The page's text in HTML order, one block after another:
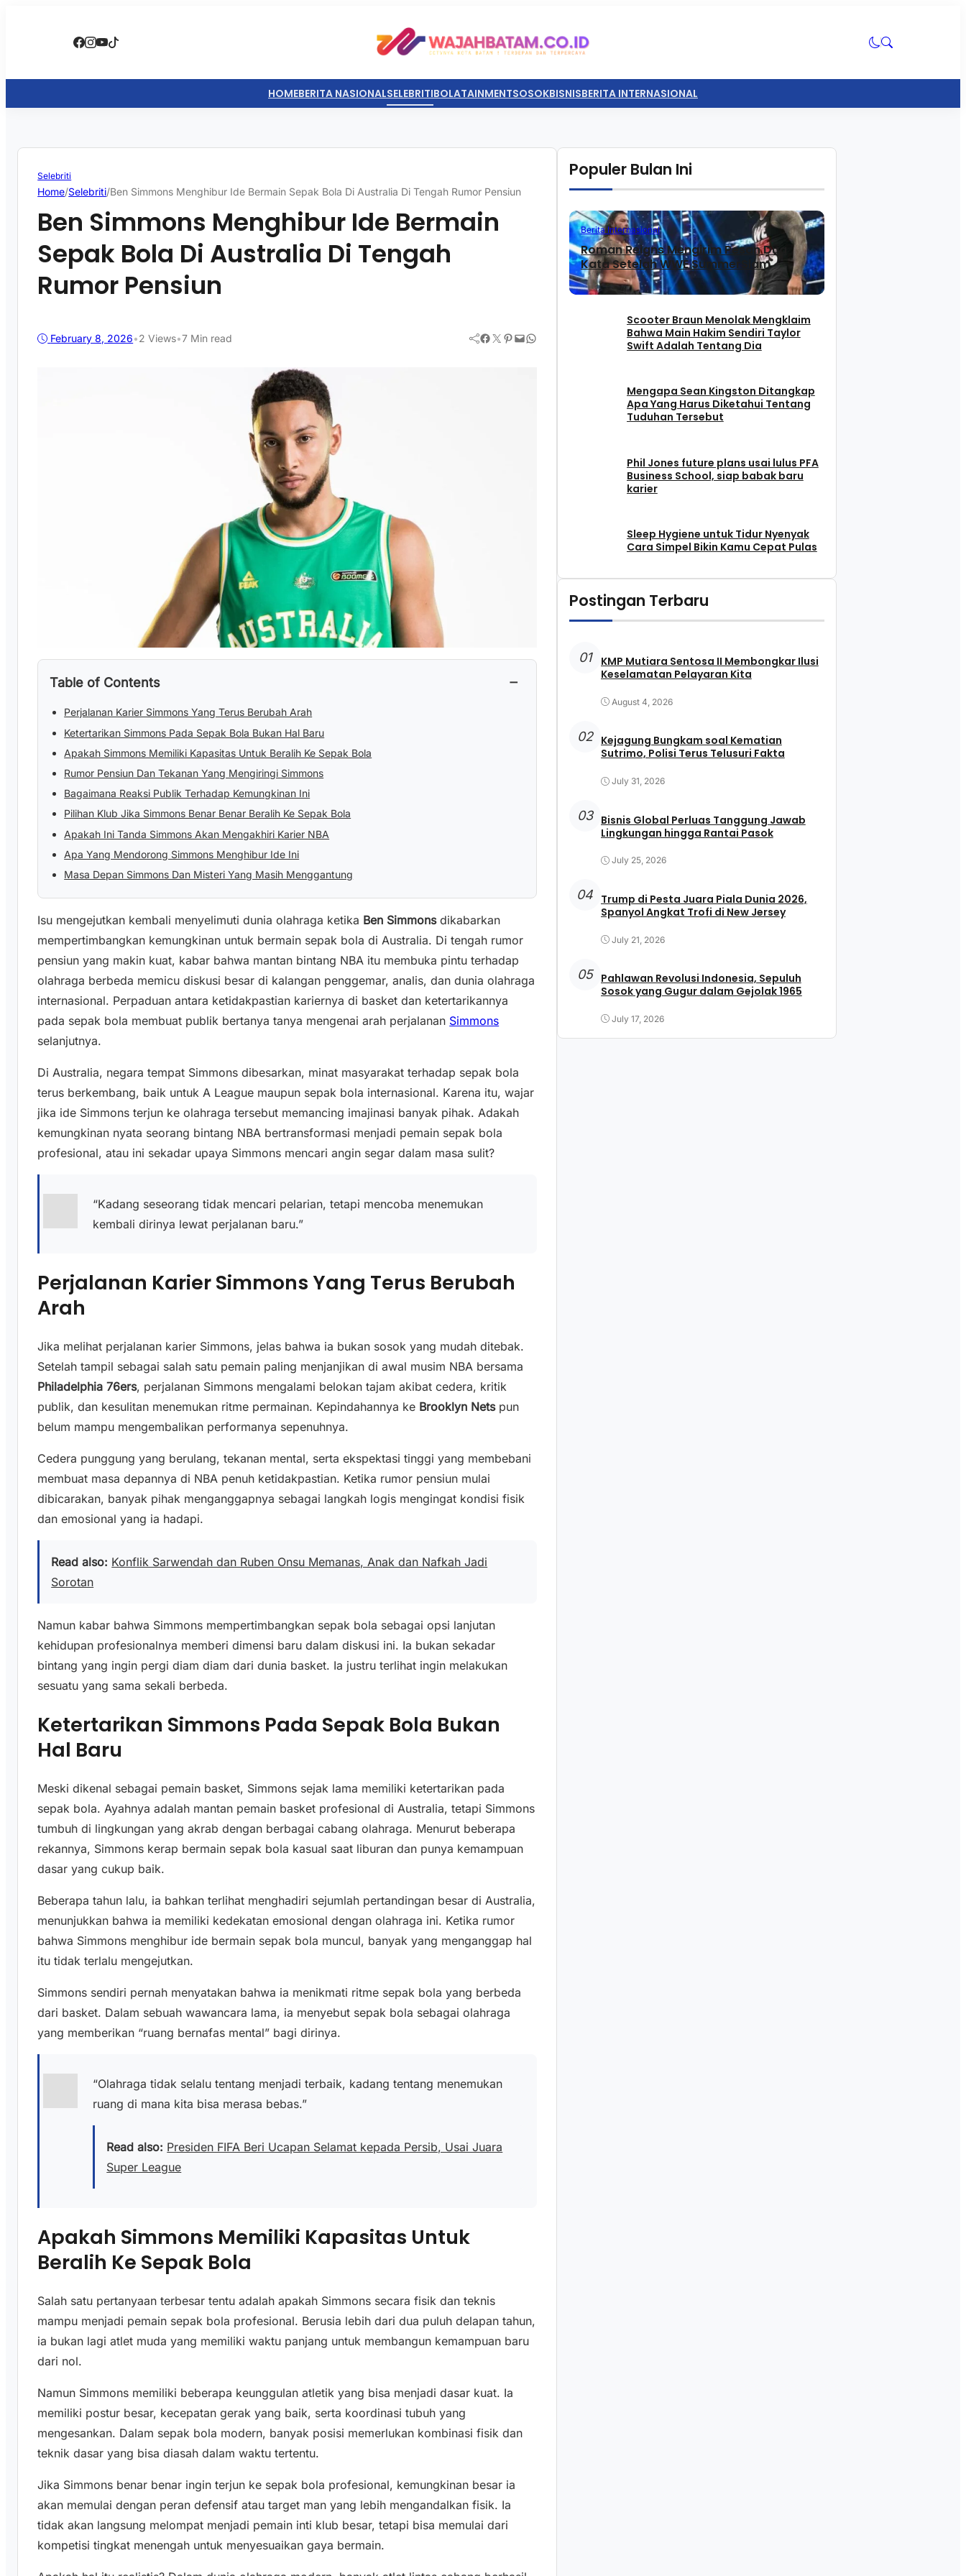
HOMEBERITA NASIONALSELEBRITIBOLATAINMENTSOSOKBISNISBERITA INTERNASIONAL
Selebriti
Home/Selebriti/Ben Simmons Menghibur Ide Bermain Sepak Bola Di Australia Di Tengah Rumor Pensiun
Ben Simmons Menghibur Ide Bermain
Sepak Bola Di Australia Di Tengah
Rumor Pensiun
February 8, 2026•2 Views•7 Min read Facebook Twitter Pinterest Mail WhatsApp
Table of Contents −
Perjalanan Karier Simmons Yang Terus Berubah Arah
Ketertarikan Simmons Pada Sepak Bola Bukan Hal Baru
Apakah Simmons Memiliki Kapasitas Untuk Beralih Ke Sepak Bola
Rumor Pensiun Dan Tekanan Yang Mengiringi Simmons
Bagaimana Reaksi Publik Terhadap Kemungkinan Ini
Pilihan Klub Jika Simmons Benar Benar Beralih Ke Sepak Bola
Apakah Ini Tanda Simmons Akan Mengakhiri Karier NBA
Apa Yang Mendorong Simmons Menghibur Ide Ini
Masa Depan Simmons Dan Misteri Yang Masih Menggantung
Isu mengejutkan kembali menyelimuti dunia olahraga ketika Ben Simmonsdikabarkan
mempertimbangkan kemungkinan untuk bermain sepak bola di Australia. Di tengah rumor
pensiun yang makin kuat, kabar bahwa mantan bintang NBA itu membuka pintu terhadap
olahraga berbeda memicu diskusi besar di kalangan penggemar, analis, dan dunia olahraga
internasional. Perpaduan antara ketidakpastian kariernya di basket dan ketertarikannya
pada sepak bola membuat publik bertanya tanya mengenai arah perjalanan Simmons
selanjutnya.
Di Australia, negara tempat Simmons dibesarkan, minat masyarakat terhadap sepak bola
terus berkembang, baik untuk A League maupun sepak bola internasional. Karena itu, wajar
jika ide Simmons terjun ke olahraga tersebut memancing imajinasi banyak pihak. Adakah
kemungkinan nyata seorang bintang NBA bertransformasi menjadi pemain sepak bola
profesional, atau ini sekadar upaya Simmons mencari angin segar dalam masa sulit?
“Kadang seseorang tidak mencari pelarian, tetapi mencoba menemukan
kembali dirinya lewat perjalanan baru.”
Perjalanan Karier Simmons Yang Terus Berubah
Arah
Jika melihat perjalanan karier Simmons, jelas bahwa ia bukan sosok yang mudah ditebak.
Setelah tampil sebagai salah satu pemain paling menjanjikan di awal musim NBA bersama
Philadelphia 76ers, perjalanan Simmons mengalami belokan tajam akibat cedera, kritik
publik, dan kesulitan menemukan ritme permainan. Kepindahannya ke Brooklyn Netspun
belum mampu mengembalikan performanya sepenuhnya.
Cedera punggung yang berulang, tekanan mental, serta ekspektasi tinggi yang membebani
membuat masa depannya di NBA penuh ketidakpastian. Ketika rumor pensiun mulai
dibicarakan, banyak pihak menganggapnya sebagai langkah logis mengingat kondisi fisik
dan emosional yang ia hadapi.
Read also: Konflik Sarwendah dan Ruben Onsu Memanas, Anak dan Nafkah Jadi
Sorotan
Namun kabar bahwa Simmons mempertimbangkan sepak bola sebagai opsi lanjutan
kehidupan profesionalnya memberi dimensi baru dalam diskusi ini. Ia bukan sekadar
bintang yang ingin pergi diam diam dari dunia basket. Ia justru terlihat ingin melakukan
sesuatu yang sama sekali berbeda.
Ketertarikan Simmons Pada Sepak Bola Bukan
Hal Baru
Meski dikenal sebagai pemain basket, Simmons sejak lama memiliki ketertarikan pada
sepak bola. Ayahnya adalah mantan pemain basket profesional di Australia, tetapi Simmons
tumbuh di lingkungan yang akrab dengan berbagai cabang olahraga. Menurut beberapa
rekannya, Simmons kerap bermain sepak bola kasual saat liburan dan punya kemampuan
dasar yang cukup baik.
Beberapa tahun lalu, ia bahkan terlihat menghadiri sejumlah pertandingan besar di Australia,
menunjukkan bahwa ia memiliki kedekatan emosional dengan olahraga ini. Ketika rumor
bahwa Simmons menghibur ide bermain sepak bola muncul, banyak yang menganggap hal
itu tidak terlalu mengejutkan.
Simmons sendiri pernah menyatakan bahwa ia menikmati ritme sepak bola yang berbeda
dari basket. Dalam sebuah wawancara lama, ia menyebut sepak bola sebagai olahraga
yang memberikan “ruang bernafas mental” bagi dirinya.
“Olahraga tidak selalu tentang menjadi terbaik, kadang tentang menemukan
ruang di mana kita bisa merasa bebas.”
Read also: Presiden FIFA Beri Ucapan Selamat kepada Persib, Usai Juara
Super League
Apakah Simmons Memiliki Kapasitas Untuk
Beralih Ke Sepak Bola
Salah satu pertanyaan terbesar tentu adalah apakah Simmons secara fisik dan teknis
mampu menjadi pemain sepak bola profesional. Berusia lebih dari dua puluh delapan tahun,
ia bukan lagi atlet muda yang memiliki waktu panjang untuk membangun kemampuan baru
dari nol.
Namun Simmons memiliki beberapa keunggulan atletik yang bisa menjadi dasar kuat. Ia
memiliki postur besar, kecepatan gerak yang baik, serta koordinasi tubuh yang
mengesankan. Dalam sepak bola modern, banyak posisi memerlukan kombinasi fisik dan
teknik dasar yang bisa diasah dalam waktu tertentu.
Jika Simmons benar benar ingin terjun ke sepak bola profesional, kemungkinan besar ia
akan memulai dengan peran defensif atau target man yang lebih mengandalkan fisik. Ia
tidak akan langsung melompat menjadi pemain inti klub besar, tetapi bisa memulai dari
kompetisi tingkat menengah untuk menyesuaikan gaya bermain.
Populer Bulan Ini
Berita Internasional
Roman Reigns Mengirim Pesan Dua
Kata Setelah WWE SummerSlam
Scooter Braun Menolak Mengklaim
Bahwa Main Hakim Sendiri Taylor
Swift Adalah Tentang Dia
Mengapa Sean Kingston Ditangkap
Apa Yang Harus Diketahui Tentang
Tuduhan Tersebut
Phil Jones future plans usai lulus PFA
Business School, siap babak baru
karier
Sleep Hygiene untuk Tidur Nyenyak
Cara Simpel Bikin Kamu Cepat Pulas
Postingan Terbaru
01
KMP Mutiara Sentosa II Membongkar Ilusi
Keselamatan Pelayaran Kita
August 4, 2026
02
Kejagung Bungkam soal Kematian
Sutrimo, Polisi Terus Telusuri Fakta
July 31, 2026
03
Bisnis Global Perluas Tanggung Jawab
Lingkungan hingga Rantai Pasok
July 25, 2026
04 Trump di Pesta Juara Piala Dunia 2026,
Spanyol Angkat Trofi di New Jersey
July 21, 2026
05
Pahlawan Revolusi Indonesia, Sepuluh
Sosok yang Gugur dalam Gejolak 1965
July 17, 2026